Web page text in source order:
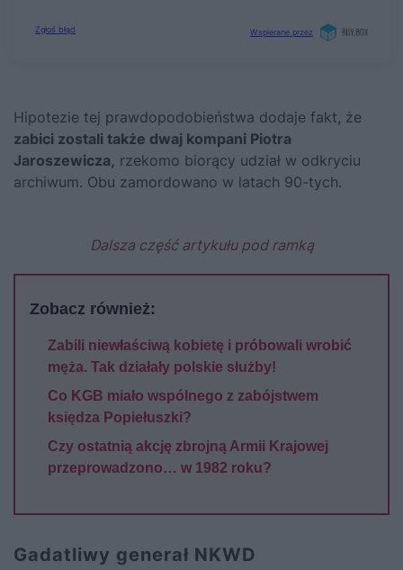
Hipotezie tej prawdopodobieństwa dodaje fakt, że
zabici zostali także dwaj kompani Piotra
Jaroszewicza, rzekomo biorący udział w odkryciu
archiwum. Obu zamordowano w latach 90-tych.
Dalsza część artykułu pod ramką
Zobacz również:
Zabili niewłaściwą kobietę i próbowali wrobić
męża. Tak działały polskie służby!
Co KGB miało wspólnego z zabójstwem
księdza Popiełuszki?
Czy ostatnią akcję zbrojną Armii Krajowej
przeprowadzono… w 1982 roku?
Gadatliwy generał NKWD